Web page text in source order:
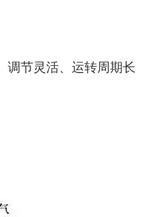
调节灵活、运转周期长